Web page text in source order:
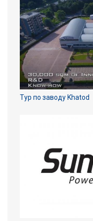
Тур по заводу Khatod